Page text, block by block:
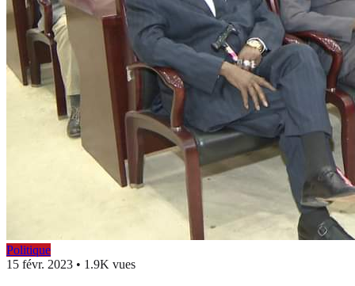
Politique
15 févr. 2023 • 1.9K vues